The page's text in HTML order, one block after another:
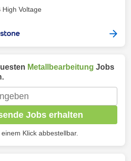
High Voltage
Metallbearbeitung Jobs
Jobs erhalten
Klick abbestellbar.